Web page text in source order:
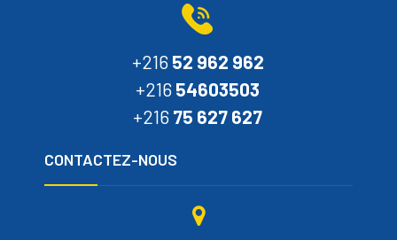
+216 52 962 962
+216 54603503
+216 75 627 627
CONTACTEZ-NOUS